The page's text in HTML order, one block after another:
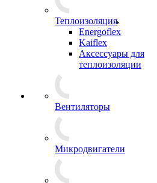
Теплоизоляция
Energoflex
Kaiflex
Аксессуары для
теплоизоляции
Вентиляторы
Микродвигатели